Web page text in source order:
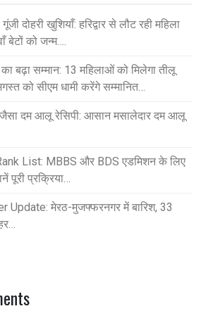
दोहरी खुशियाँ: हरिद्वार से लौट रही महिला
बेटों को जन्म….
बढ़ा सम्मान: 13 महिलाओं को मिलेगा तीलू
को सीएम धामी करेंगे सम्मानित…
दम आलू रेसिपी: आसान मसालेदार दम आलू
List: MBBS और BDS एडमिशन के लिए
पूरी प्रक्रिया…
Update: मेरठ-मुजफ्फरनगर में बारिश, 33